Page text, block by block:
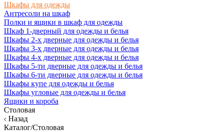
Шкафы для одежды
Антресоли на шкаф
Полки и ящики в шкаф для одежды
Шкаф 1-дверный для одежды и белья
Шкафы 2-х дверные для одежды и белья
Шкафы 3-х дверные для одежды и белья
Шкафы 4-х дверные для одежды и белья
Шкафы 5-ти дверные для одежды и белья
Шкафы 6-ти дверные для одежды и белья
Шкафы купе для одежды и белья
Шкафы угловые для одежды и белья
Ящики и короба
Столовая
Назад
Каталог/Столовая